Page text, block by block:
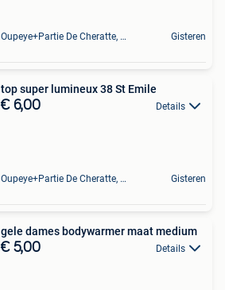
Oupeye+Partie De Cheratte, Herstal Et Wandre Gisteren
top super lumineux 38 St Emile
€ 6,00 Details
Oupeye+Partie De Cheratte, Herstal Et Wandre Gisteren
gele dames bodywarmer maat medium
€ 5,00 Details